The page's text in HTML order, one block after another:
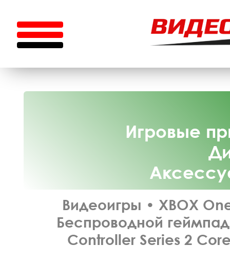
Игровые
Видеоигры • XBOX
Беспроводной
Controller Series 2